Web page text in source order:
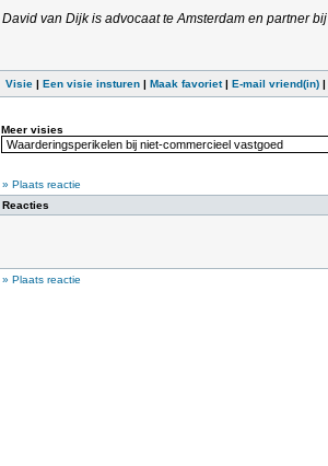
David van Dijk is advocaat te Amsterdam en partner
Visie | Een visie insturen | Maak favoriet| E-mail vriend(in) |
Meer visies
» Plaats reactie
Reacties
» Plaats reactie